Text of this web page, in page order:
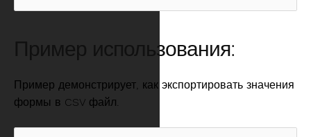
Пример использования:
Пример демонстрирует, как экспортировать значения
формы в CSV файл.